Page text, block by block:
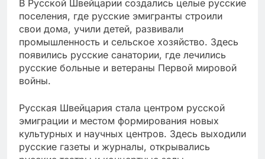
В Русской Швейцарии создались целые русские
поселения, где русские эмигранты строили
свои дома, учили детей, развивали
промышленность и сельское хозяйство. Здесь
появились русские санатории, где лечились
русские больные и ветераны Первой мировой
войны.
Русская Швейцария стала центром русской
эмиграции и местом формирования новых
культурных и научных центров. Здесь выходили
русские газеты и журналы, открывались